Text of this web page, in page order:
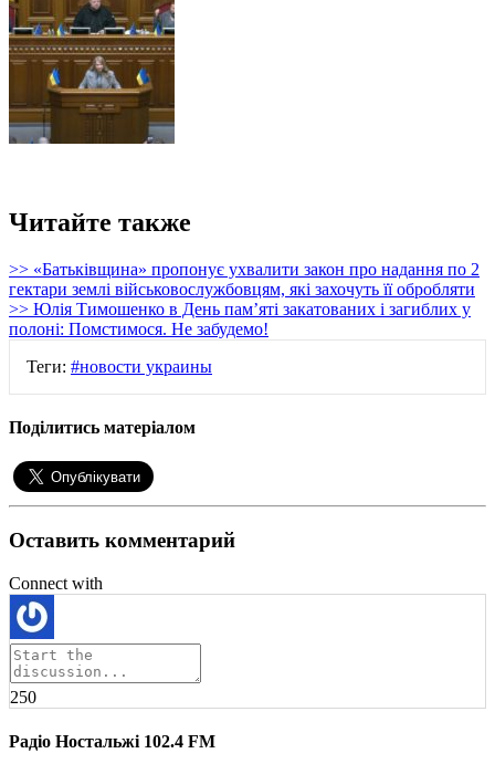
Читайте также
>> «Батьківщина» пропонує ухвалити закон про надання по 2
гектари землі військовослужбовцям, які захочуть її обробляти
>> Юлія Тимошенко в День памʼяті закатованих і загиблих у
полоні: Помстимося. Не забудемо!
Теги: #новости украины
Поділитись матеріалом
Оставить комментарий
Connect with
250
Радіо Ностальжі 102.4 FM